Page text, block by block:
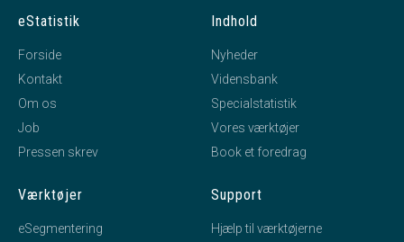
eStatistik
Forside
Kontakt
Om os
Job
Pressen skrev
Indhold
Nyheder
Vidensbank
Specialstatistik
Vores værktøjer
Book et foredrag
Værktøjer
eSegmentering
Support
Hjælp til værktøjerne